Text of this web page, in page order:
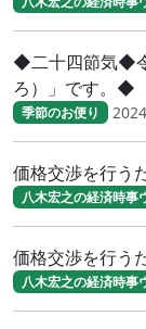
◆二十四節気◆
ろ）」です。◆
季節のお便り
価格交渉を行う
八木宏之の経済時事
価格交渉を行う
八木宏之の経済時事